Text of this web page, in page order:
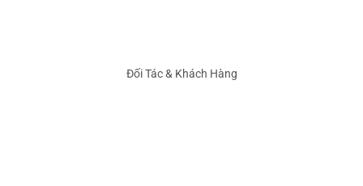
Đối Tác & Khách Hàng